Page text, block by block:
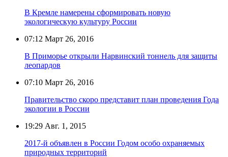
В Кремле намерены сформировать новую
экологическую культуру России
07:12 Март 26, 2016
В Приморье открыли Нарвинский тоннель для защиты
леопардов
07:10 Март 26, 2016
Правительство скоро представит план проведения Года
экологии в России
19:29 Авг. 1, 2015
2017-й объявлен в России Годом особо охраняемых
природных территорий